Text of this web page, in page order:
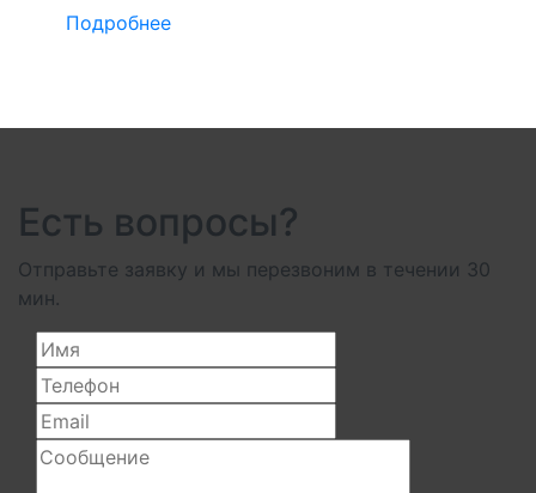
Подробнее
Есть вопросы?
Отправьте заявку и мы перезвоним в течении 30
мин.